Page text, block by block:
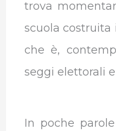
trova
scuola
che è,
seggi elettorali
In poche